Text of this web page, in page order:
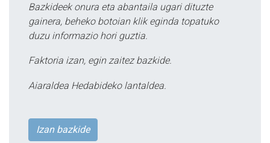
Bazkideek onura eta abantaila ugari dituzte
gainera, beheko botoian klik eginda topatuko
duzu informazio hori guztia.
Faktoria izan, egin zaitez bazkide.
Aiaraldea Hedabideko lantaldea.
Izan bazkide